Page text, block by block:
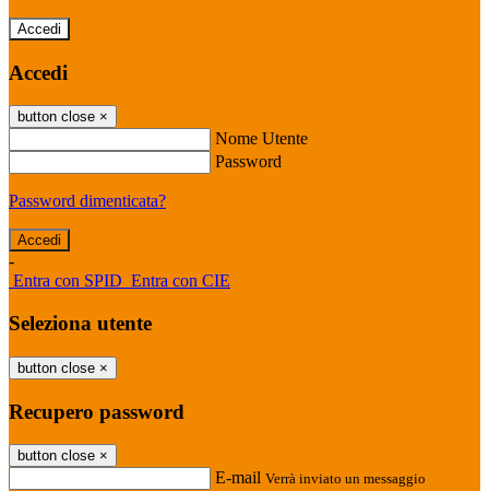
Accedi
Accedi
button close ×
Nome Utente
Password
Password dimenticata?
-
Entra con SPID Entra con CIE
Seleziona utente
button close ×
Recupero password
button close ×
E-mail Verrà inviato un messaggio